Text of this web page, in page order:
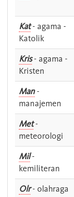
Kat- agama -
Katolik
Kris- agama -
Kristen
Man-
manajemen
Met-
meteorologi
Mil-
kemiliteran
Olr- olahraga